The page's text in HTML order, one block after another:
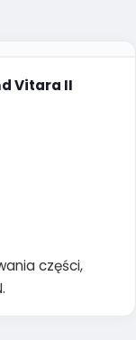
Vitara II
części,